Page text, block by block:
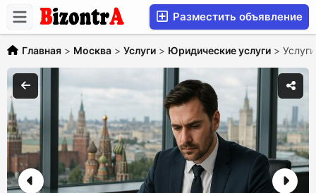
Разместить объявление
Главная > Москва > Услуги > Юридические услуги >